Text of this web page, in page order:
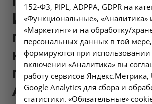
Иркутска и за
пределами до 10
км от границы
города) - 23.1 в
Ангарске
152-ФЗ, PIPL, ADPPA, GDPR на
«Функциональные», «Аналитика»
«Маркетинг» и на обработку/
персональных данных в той
формируются при использовании
включении «Аналитика» вы
работу сервисов Яндекс.Метрика,
Google Analytics для сбора и
статистики. «Обязательные»